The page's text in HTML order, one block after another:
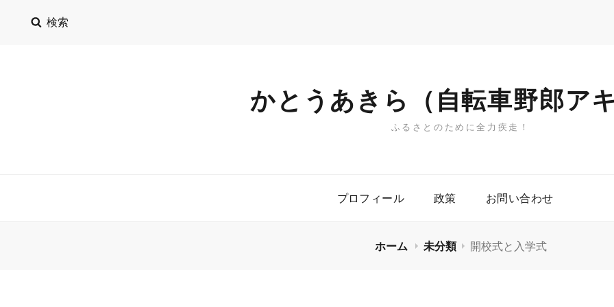
検索
かとうあきら（自転車野郎アキ
ふるさとのために全力疾走！
プロフィール 政策 お問い合わせ
ホーム 未分類 開校式と入学式